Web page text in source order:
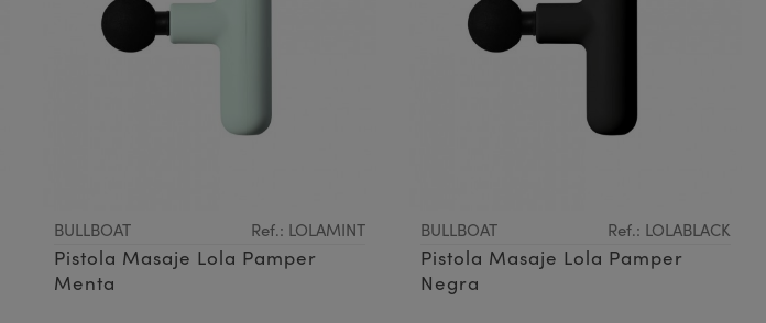
BULLBOAT Ref.: LOLAMINT
Pistola Masaje Lola Pamper
Menta
BULLBOAT Ref.: LOLABLACK
Pistola Masaje Lola Pamper
Negra